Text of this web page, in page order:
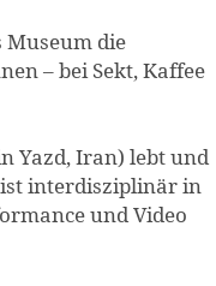
Museum die
– bei Sekt, Kaffee
Yazd, Iran) lebt und
interdisziplinär in
und Video